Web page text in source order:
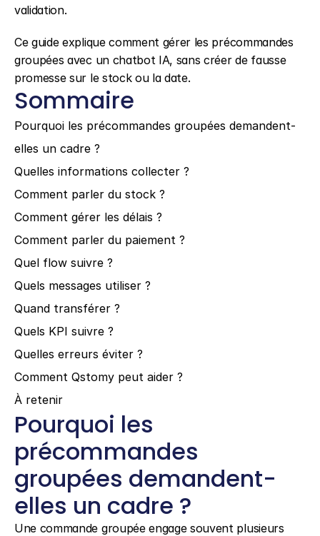
validation.
Ce guide explique comment gérer les précommandes
groupées avec un chatbot IA, sans créer de fausse
promesse sur le stock ou la date.
Sommaire
Pourquoi les précommandes groupées demandent-
elles un cadre ?
Quelles informations collecter ?
Comment parler du stock ?
Comment gérer les délais ?
Comment parler du paiement ?
Quel flow suivre ?
Quels messages utiliser ?
Quand transférer ?
Quels KPI suivre ?
Quelles erreurs éviter ?
Comment Qstomy peut aider ?
À retenir
Pourquoi les
précommandes
groupées demandent-
elles un cadre ?
Une commande groupée engage souvent plusieurs